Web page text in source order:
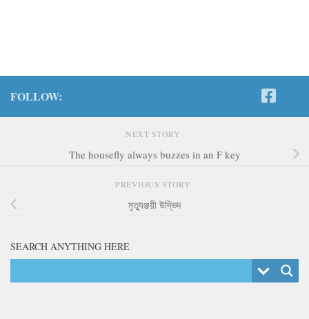
FOLLOW:
NEXT STORY
The housefly always buzzes in an F key
PREVIOUS STORY
মৃত্যুঞ্জয়ী উদ্ভিদ
SEARCH ANYTHING HERE